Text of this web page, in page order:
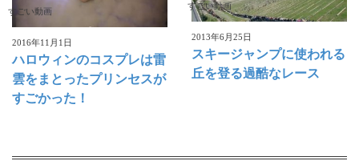
すごい動画
2016年11月1日
ハロウィンのコスプレは雷
雲をまとったプリンセスが
すごかった！
すごい動画
2013年6月25日
スキージャンプに使われる
丘を登る過酷なレース